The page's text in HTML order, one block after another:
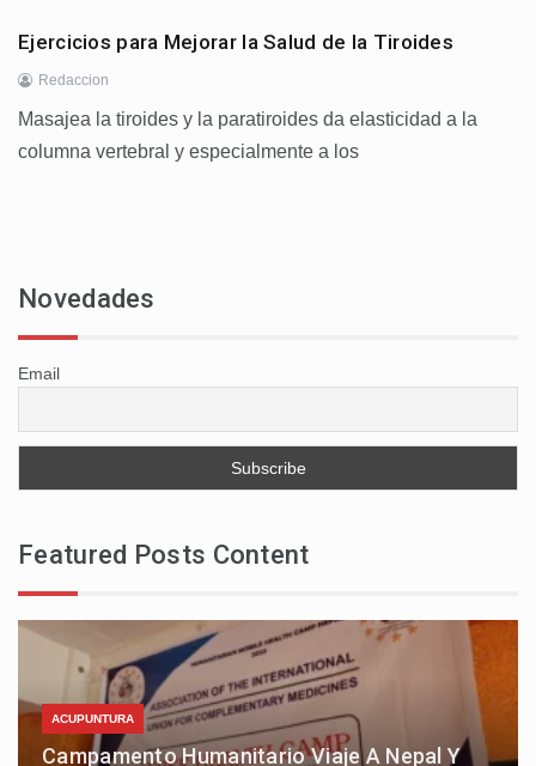
Ejercicios para Mejorar la Salud de la Tiroides
Redaccion
Masajea la tiroides y la paratiroides da elasticidad a la
columna vertebral y especialmente a los
Novedades
Email
Featured Posts Content
ACUPUNTURA
Campamento Humanitario Viaje A Nepal Y